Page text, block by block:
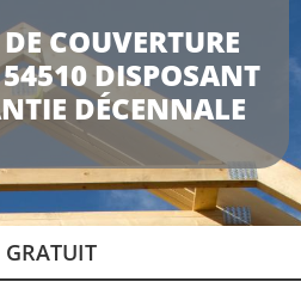
COUVERTURE
DISPOSANT
DÉCENNALE